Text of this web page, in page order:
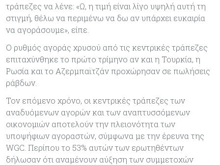
τράπεζες να λένε: «Ω, η τιμή είναι λίγο υψηλή αυτή τη
στιγμή, θέλω να περιμένω να δω αν υπάρχει ευκαιρία
να αγοράσουμε», είπε.
Ο ρυθμός αγοράς χρυσού από τις κεντρικές τράπεζες
επιταχύνθηκε το πρώτο τρίμηνο αν και η Τουρκία, η
Ρωσία και το Αζερμπαϊτζάν προχώρησαν σε πωλήσεις
ράβδων.
Τον επόμενο χρόνο, οι κεντρικές τράπεζες των
αναδυόμενων αγορών και των αναπτυσσόμενων
οικονομιών αποτελούν την πλειονότητα των
υποψήφιων αγοραστών, σύμφωνα με την έρευνα της
WGC. Περίπου το 53% αυτών των ερωτηθέντων
δήλωσαν ότι αναμένουν αύξηση των συμμετοχών